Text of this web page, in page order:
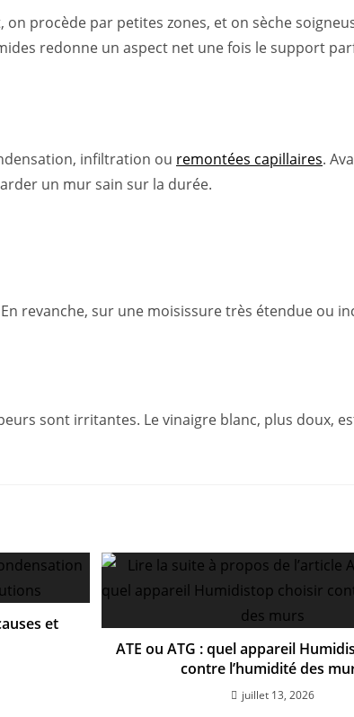
procède par petites zones, et on sèche
redonne un aspect net une fois le support
infiltration ou remontées capillaires.
un mur sain sur la durée.
revanche, sur une moisissure très étendue ou
sont irritantes. Le vinaigre blanc, plus doux,
et
ATE ou ATG : quel appareil
contre l’humidité des
juillet 13, 2026